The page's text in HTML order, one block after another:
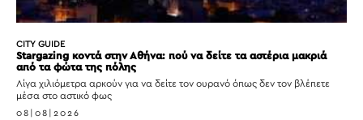
CITY GUIDE
Stargazing κοντά στην Αθήνα: πού να δείτε τα αστέρια μακριά
από τα φώτα της πόλης
Λίγα χιλιόμετρα αρκούν για να δείτε τον ουρανό όπως δεν τον βλέπετε
μέσα στο αστικό φως
08|08|2026